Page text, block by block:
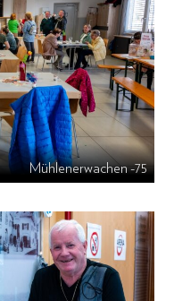
Mühlenerwachen -75